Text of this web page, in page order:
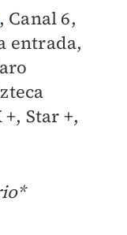
Canal 6,
entrada,
Star +,